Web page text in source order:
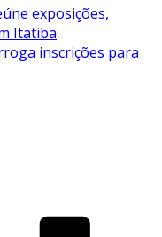
exposições,
Itatiba
inscrições para